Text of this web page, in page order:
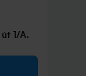
1/A.